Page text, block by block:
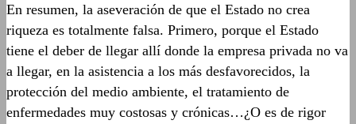
En resumen, la aseveración de que el Estado no crea
riqueza es totalmente falsa. Primero, porque el Estado
tiene el deber de llegar allí donde la empresa privada no va
a llegar, en la asistencia a los más desfavorecidos, la
protección del medio ambiente, el tratamiento de
enfermedades muy costosas y crónicas…¿O es de rigor